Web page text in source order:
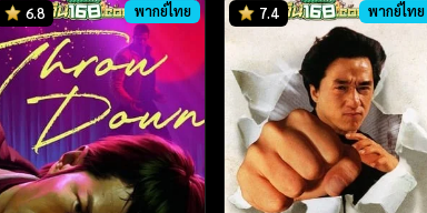
6.8 พากย์ไทย 7.4 พากย์ไทย